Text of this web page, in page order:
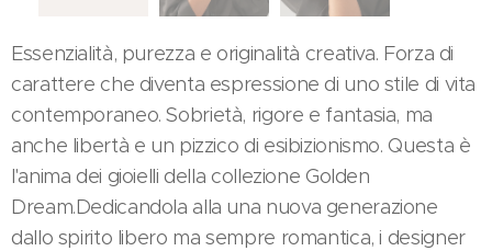
Essenzialità, purezza e originalità creativa. Forza di
carattere che diventa espressione di uno stile di vita
contemporaneo. Sobrietà, rigore e fantasia, ma
anche libertà e un pizzico di esibizionismo. Questa è
l'anima dei gioielli della collezione Golden
Dream.Dedicandola alla una nuova generazione
dallo spirito libero ma sempre romantica, i designer